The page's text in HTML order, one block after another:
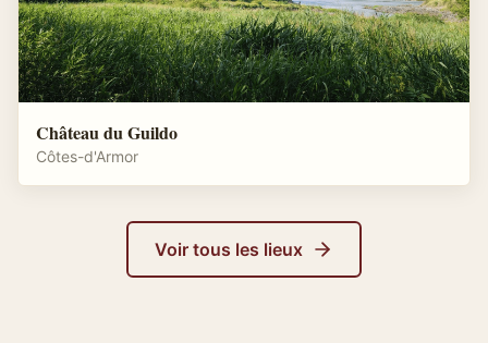
Château du Guildo
Côtes-d'Armor
Voir tous les lieux